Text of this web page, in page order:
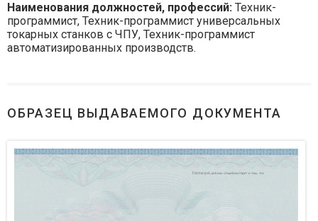
Наименования должностей, профессий: Техник-
программист, Техник-программист универсальных
токарных станков с ЧПУ, Техник-программист
автоматизированных производств.
ОБРАЗЕЦ ВЫДАВАЕМОГО ДОКУМЕНТА